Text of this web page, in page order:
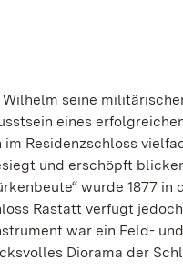
seine
eines
Residenzschloss
und erschöpft
wurde 1877 in
Rastatt verfügt
war ein Feld-
Diorama der